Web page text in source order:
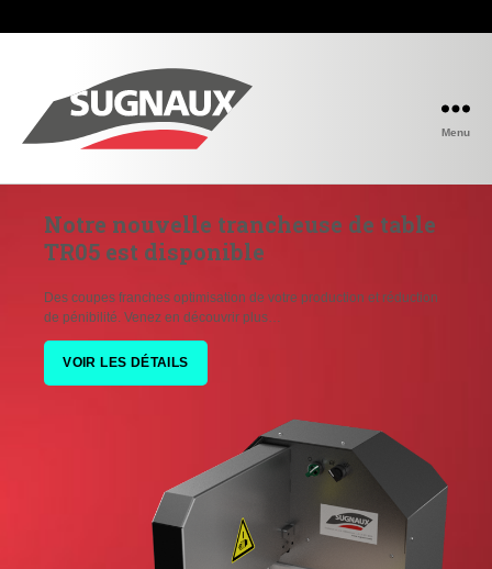
Menu
Notre nouvelle trancheuse de table
TR05 est disponible
Des coupes franches optimisation de votre production et réduction
de pénibilité. Venez en découvrir plus…
VOIR LES DÉTAILS